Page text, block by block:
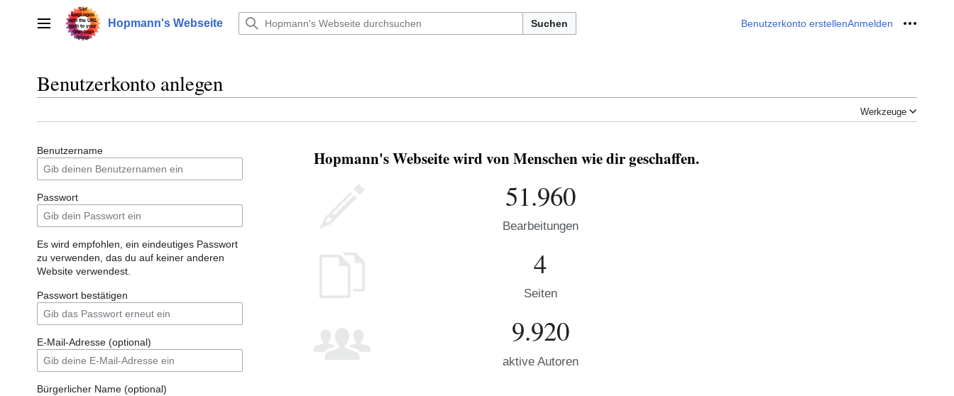
springenHauptmenü Hopmann's Webseite Suchen Benutzerkonto erstellenAnmelden Meine
Benutzerkonto anlegen
Werkzeuge
Benutzername
Passwort
Es wird empfohlen, ein eindeutiges Passwort
zu verwenden, das du auf keiner anderen
Website verwendest.
Passwort bestätigen
E-Mail-Adresse (optional)
Bürgerlicher Name (optional)
Hopmann's Webseite wird von Menschen wie dir geschaffen.
51.960
Bearbeitungen
4
Seiten
9.920
aktive Autoren